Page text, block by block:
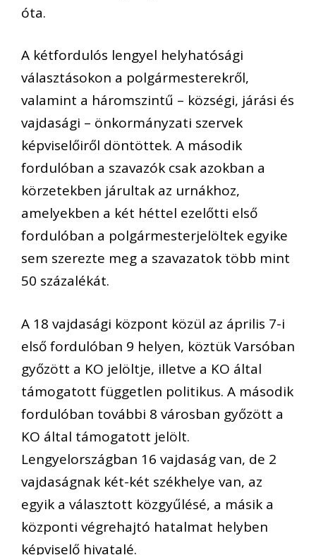
óta.
A kétfordulós lengyel helyhatósági
választásokon a polgármesterekről,
valamint a háromszintű – községi, járási és
vajdasági – önkormányzati szervek
képviselőiről döntöttek. A második
fordulóban a szavazók csak azokban a
körzetekben járultak az urnákhoz,
amelyekben a két héttel ezelőtti első
fordulóban a polgármesterjelöltek egyike
sem szerezte meg a szavazatok több mint
50 százalékát.
A 18 vajdasági központ közül az április 7-i
első fordulóban 9 helyen, köztük Varsóban
győzött a KO jelöltje, illetve a KO által
támogatott független politikus. A második
fordulóban további 8 városban győzött a
KO által támogatott jelölt.
Lengyelországban 16 vajdaság van, de 2
vajdaságnak két-két székhelye van, az
egyik a választott közgyűlésé, a másik a
központi végrehajtó hatalmat helyben
képviselő hivatalé.